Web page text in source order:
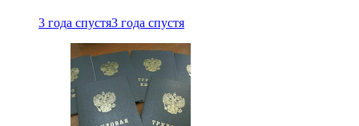
3 года спустя3 года спустя